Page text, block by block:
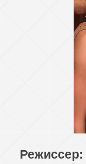
Режиссер: